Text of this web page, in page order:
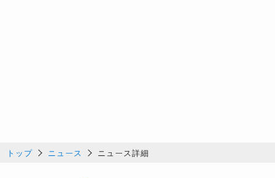
トップ ニュース ニュース詳細